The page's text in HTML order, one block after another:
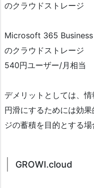
のクラウドストレージ
430円ユ
Microsoft 365 Business
のクラウドストレージ
540円ユーザー/月相当
デメリットとしては、
円滑にするためには効
ジの蓄積を目的とする場
GROWI.cloud